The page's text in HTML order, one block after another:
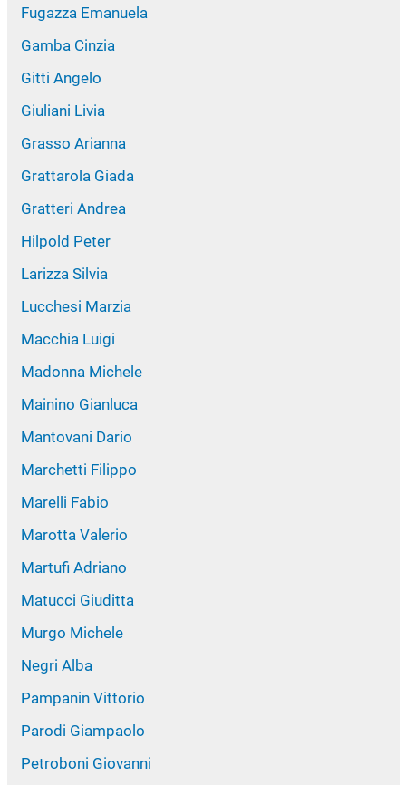
Fugazza Emanuela
Gamba Cinzia
Gitti Angelo
Giuliani Livia
Grasso Arianna
Grattarola Giada
Gratteri Andrea
Hilpold Peter
Larizza Silvia
Lucchesi Marzia
Macchia Luigi
Madonna Michele
Mainino Gianluca
Mantovani Dario
Marchetti Filippo
Marelli Fabio
Marotta Valerio
Martufi Adriano
Matucci Giuditta
Murgo Michele
Negri Alba
Pampanin Vittorio
Parodi Giampaolo
Petroboni Giovanni